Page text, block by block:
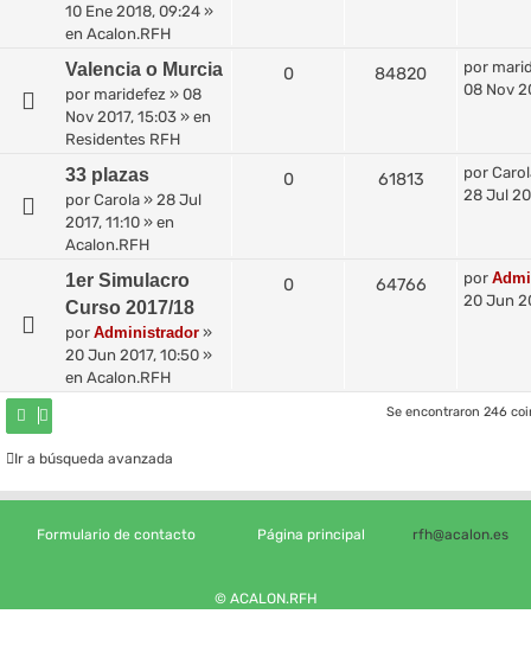
10 Ene 2018, 09:24 »
en Acalon.RFH
Valencia o Murcia
por maridefez » 08
Nov 2017, 15:03 » en
Residentes RFH
0 84820 por
08 Nov
33 plazas
por Carola » 28 Jul
2017, 11:10 » en
Acalon.RFH
0 61813 por
28 Jul
1er Simulacro
Curso 2017/18
por Administrador »
20 Jun 2017, 10:50 »
en Acalon.RFH
0 64766 por
20 Jun
Se encontraron 246
Ir a búsqueda avanzada
Formulario de contacto Página principal rfh@acalon.es
© ACALON.RFH